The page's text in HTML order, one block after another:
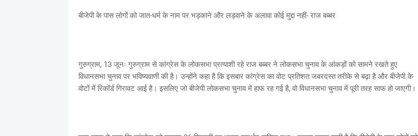
बीजेपी के पास लोगों को जात-धर्म के नाम पर भड़काने और लड़वाने के अलावा कोई मुद्दा नहीं- राज बब्बर
गुरुग्राम, 13 जूनः गुरुग्राम से कांग्रेस के लोकसभा प्रत्याशी रहे राज बब्बर ने लोकसभा चुनाव के आंकड़ों को सामने रखते हुए
विधानसभा चुनाव पर भविष्यवाणी की है। उन्होंने कहा है कि इसबार कांग्रेस का वोट प्रतिशत जबरदस्त तरीके से बढ़ा है और बीजेपी के
वोटों में रिकॉर्ड गिरावट आई है। इसलिए जो बीजेपी लोकसभा चुनाव में हाफ रह गई है, वो विधानसभा चुनाव में पूरी तरह साफ हो जाएगी।